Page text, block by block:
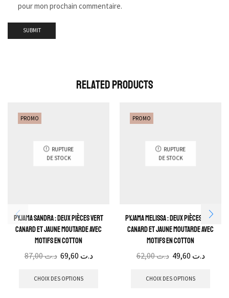
pour mon prochain commentaire.
Related Products
PROMO
RUPTURE
DE STOCK
Pyjama Sandra : Deux pièces vert
canard et jaune moutarde avec
motifs en Cotton
د.ت87,00 د.ت
CHOIX DES OPTIONS
PROMO
RUPTURE
DE STOCK
Pyjama Melissa : Deux pièces Vert
canard et jaune moutarde avec
motifs en cotton
د.ت62,00 د.ت
CHOIX DES OPTIONS